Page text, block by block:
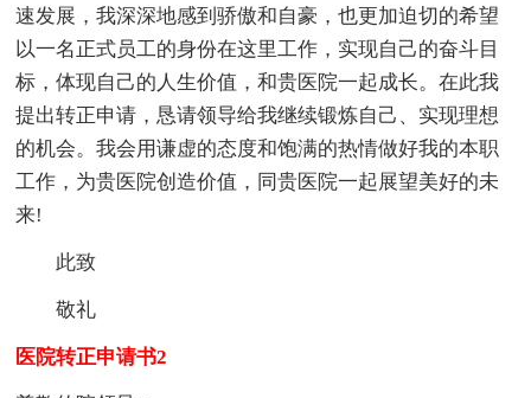
速发展，我深深地感到骄傲和自豪，也更加迫切的希望
以一名正式员工的身份在这里工作，实现自己的奋斗目
标，体现自己的人生价值，和贵医院一起成长。在此我
提出转正申请，恳请领导给我继续锻炼自己、实现理想
的机会。我会用谦虚的态度和饱满的热情做好我的本职
工作，为贵医院创造价值，同贵医院一起展望美好的未
来!
此致
敬礼
医院转正申请书2